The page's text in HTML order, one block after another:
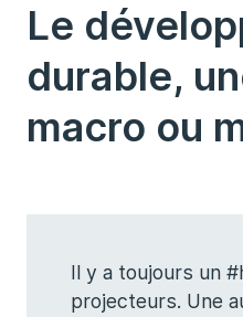
Le
durable,
macro ou
Il y a toujours un
projecteurs. Une